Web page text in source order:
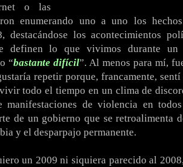
o las
enumerando uno a uno los
destacándose los acontecimientos
definen lo que vivimos durante
“bastante difícil”. Al menos para mí,
repetir porque, francamente,
todo el tiempo en un clima de
manifestaciones de violencia en
de un gobierno que se retroalimenta
y el desparpajo permanente.
un 2009 ni siquiera parecido al